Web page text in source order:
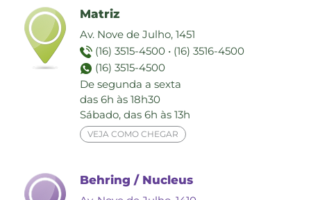
Matriz
Av. Nove de Julho, 1451
(16) 3515-4500 • (16) 3516-4500
(16) 3515-4500
De segunda a sexta
das 6h às 18h30
Sábado, das 6h às 13h
VEJA COMO CHEGAR
Behring / Nucleus